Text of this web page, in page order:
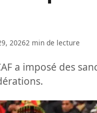
20262 min de lecture
a imposé des